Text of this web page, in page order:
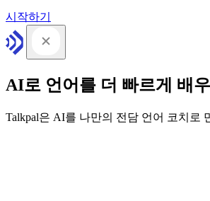
시작하기
AI로 언어를 더 빠르게 배
Talkpal은 AI를 나만의 전담 언어 코치로